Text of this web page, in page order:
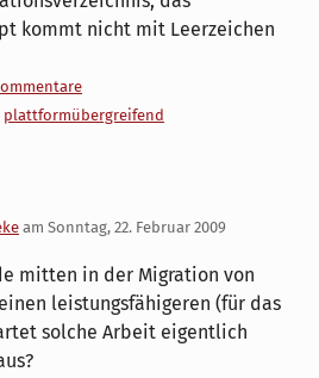
kommt nicht mit Leerzeichen
plattformübergreifend
am Sonntag, 22. Februar 2009
mitten in der Migration von
leistungsfähigeren (für das
solche Arbeit eigentlich